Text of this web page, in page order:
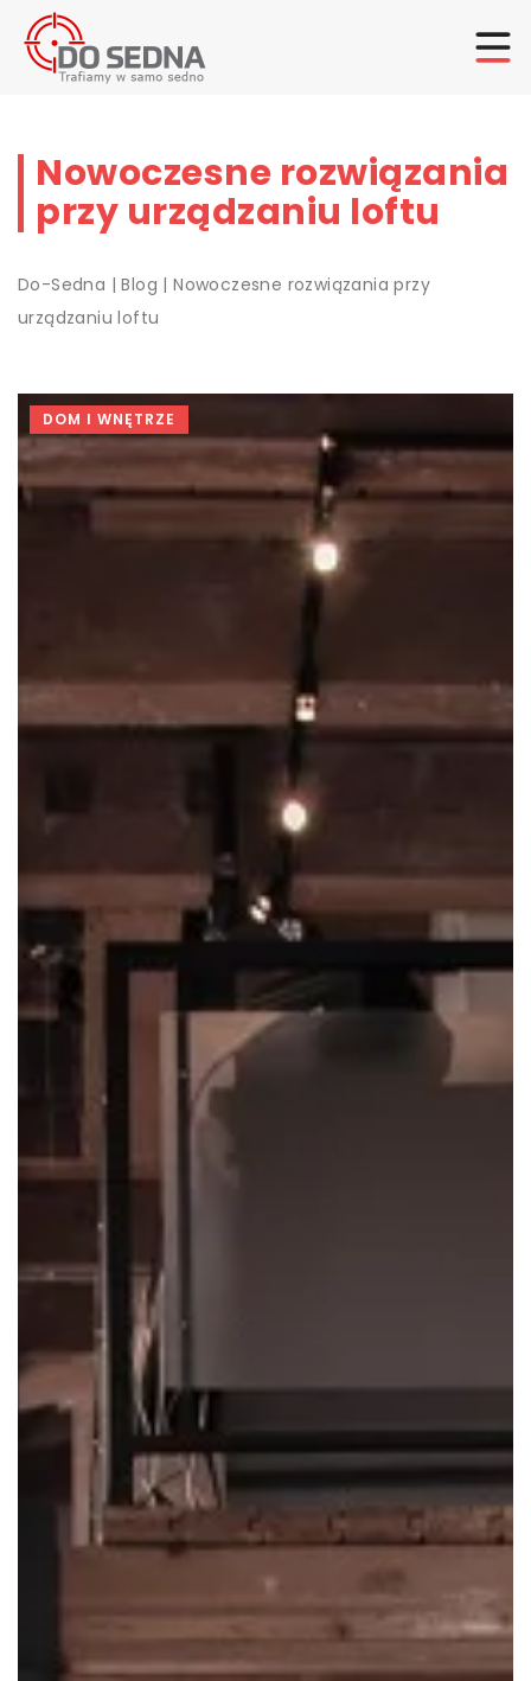
Nowoczesne rozwiązania
przy urządzaniu loftu
Do-Sedna |Blog |Nowoczesne rozwiązania przy
urządzaniu loftu
DOM I WNĘTRZE